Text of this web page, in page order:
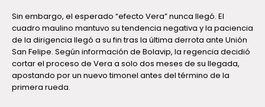
Sin embargo, el esperado “efecto Vera” nunca llegó. El
cuadro maulino mantuvo su tendencia negativa y la paciencia
de la dirigencia llegó a su fin tras la última derrota ante Unión
San Felipe. Según información de Bolavip, la regencia decidió
cortar el proceso de Vera a solo dos meses de su llegada,
apostando por un nuevo timonel antes del término de la
primera rueda.